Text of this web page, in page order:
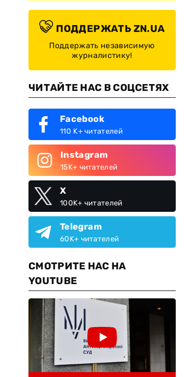
ПОДДЕРЖАТЬ ZN.UA
Поддержать независимую
журналистику!
ЧИТАЙТЕ НАС В СОЦСЕТЯХ
Facebook
110 K+ читателей
Instagram
15K+ читателей
X
100K+ читателей
Telegram
60K+ читателей
СМОТРИТЕ НАС НА
YOUTUBE